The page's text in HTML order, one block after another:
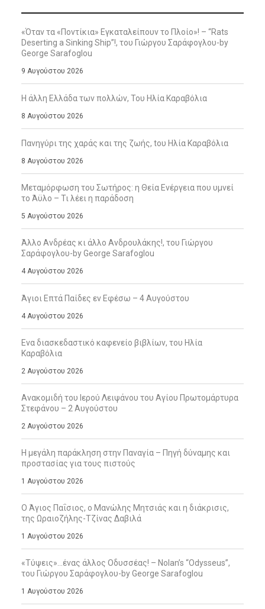
«Όταν τα «Ποντίκια» Εγκαταλείπουν το Πλοίο»! – “Rats
Deserting a Sinking Ship”!, του Γιώργου Σαράφογλου-by
George Sarafoglou
9 Αυγούστου 2026
Η άλλη Ελλάδα των πολλών, Του Ηλία Καραβόλια
8 Αυγούστου 2026
Πανηγύρι της χαράς και της ζωής, tου Ηλία Καραβόλια
8 Αυγούστου 2026
Μεταμόρφωση του Σωτήρος: η Θεία Ενέργεια που υμνεί
το Άϋλο – Τι λέει η παράδοση
5 Αυγούστου 2026
Άλλο Ανδρέας κι άλλο Ανδρουλάκης!, του Γιώργου
Σαράφογλου-by George Sarafoglou
4 Αυγούστου 2026
Άγιοι Επτά Παίδες εν Εφέσω – 4 Αυγούστου
4 Αυγούστου 2026
Ενα διασκεδαστικό καφενείο βιβλίων, του Ηλία
Καραβόλια
2 Αυγούστου 2026
Ανακομιδή του Ιερού Λειψάνου του Αγίου Πρωτομάρτυρα
Στεφάνου – 2 Αυγούστου
2 Αυγούστου 2026
Η μεγάλη παράκληση στην Παναγία – Πηγή δύναμης και
προστασίας για τους πιστούς
1 Αυγούστου 2026
Ο Άγιος Παΐσιος, ο Μανώλης Μητσιάς και η διάκρισις,
της Ωραιοζήλης-Τζίνας Δαβιλά
1 Αυγούστου 2026
«Τύψεις»…ένας άλλος Οδυσσέας! – Nolan’s “Odysseus”,
του Γιώργου Σαράφογλου-by George Sarafoglou
1 Αυγούστου 2026